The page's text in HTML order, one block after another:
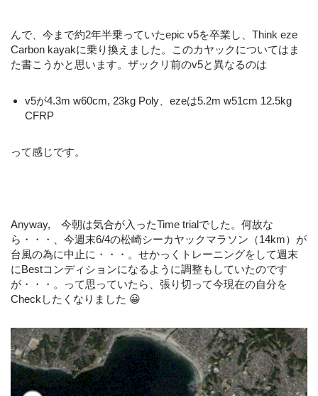
んで、今まで約2年半乗っていたepic v5を卒業し、Think eze
Carbon kayakに乗り換えました。このカヤックについてはま
た書こうかと思います。ザックリ前のv5と異なるのは
v5が4.3m w60cm, 23kg Poly、ezeは5.2m w51cm 12.5kg
CFRP
って感じです。
Anyway, 今朝は気合が入ったTime trialでした。何故な
ら・・・、今週末6/4の松崎シーカヤックマラソン（14km）が
台風の為に中止に・・・。せかっくトレーニングをして週末
にBestコンディションになるように調整もしていたのです
が・・・。って思っていたら、張り切って今現在の自分を
Checkしたくなりました 😀